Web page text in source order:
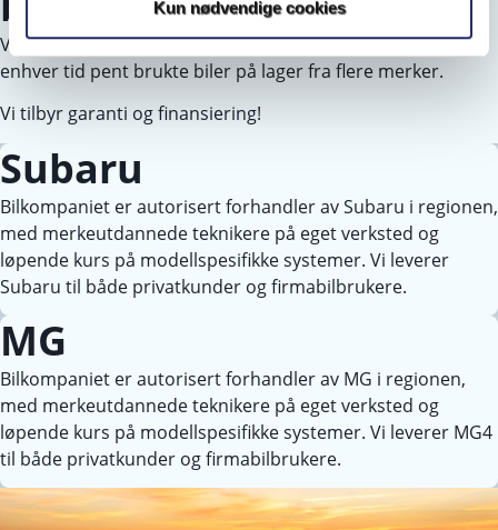
Kun nødvendige cookies
Vi selger nye biler fra Subaru og MG, i tillegg har vi til
enhver tid pent brukte biler på lager fra flere merker.
Vi tilbyr garanti og finansiering!
Subaru
Bilkompaniet er autorisert forhandler av Subaru i regionen,
med merkeutdannede teknikere på eget verksted og
løpende kurs på modellspesifikke systemer. Vi leverer
Subaru til både privatkunder og firmabilbrukere.
MG
Bilkompaniet er autorisert forhandler av MG i regionen,
med merkeutdannede teknikere på eget verksted og
løpende kurs på modellspesifikke systemer. Vi leverer MG4
til både privatkunder og firmabilbrukere.